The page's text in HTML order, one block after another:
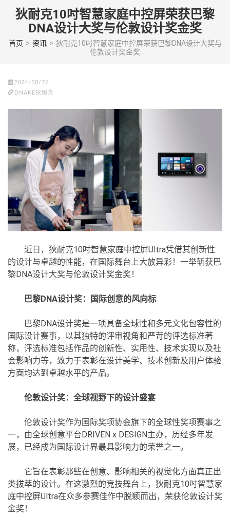
(Press
狄耐克10吋智慧家庭中控屏荣获巴黎
DNA设计大奖与伦敦设计奖金奖
首页 > 资讯 > 狄耐克10吋智慧家庭中控屏荣获巴黎DNA设计大奖与
伦敦设计奖金奖
2024/08/26
DNAKE狄耐克
近日，狄耐克10吋智慧家庭中控屏Ultra凭借其创新性
的设计与卓越的性能，在国际舞台上大放异彩！一举斩获巴
黎DNA设计大奖与伦敦设计奖金奖！
巴黎DNA设计奖：国际创意的风向标
巴黎DNA设计奖是一项具备全球性和多元文化包容性的
国际设计赛事，以其独特的评审视角和严苛的评选标准著
称，评选标准包括作品的创新性、实用性、技术实现以及社
会影响力等，致力于表彰在设计美学、技术创新及用户体验
方面均达到卓越水平的产品。
伦敦设计奖：全球视野下的设计盛宴
伦敦设计奖作为国际奖项协会旗下的全球性奖项赛事之
一，由全球创意平台DRIVEN x DESIGN主办，历经多年发
展，已经成为国际设计界最具影响力的荣誉之一。
它旨在表彰那些在创意、影响相关的视觉化方面真正出
类拔萃的设计。在这激烈的竞技舞台上，狄耐克10吋智慧家
庭中控屏Ultra在众多参赛佳作中脱颖而出，荣获伦敦设计奖
金奖！